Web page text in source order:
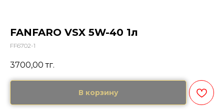
FANFARO VSX 5W-40 1л
FF6702-1
3700,00 тг.
В корзину